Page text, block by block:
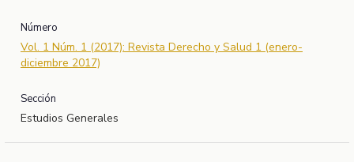
Número
Vol. 1 Núm. 1 (2017): Revista Derecho y Salud 1 (enero-
diciembre 2017)
Sección
Estudios Generales